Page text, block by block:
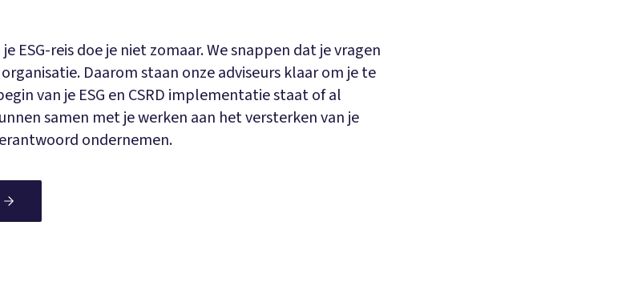
ESG-reis doe je niet zomaar. We snappen dat je vragen
Daarom staan onze adviseurs klaar om je te
van je ESG en CSRD implementatie staat of al
samen met je werken aan het versterken van je
ondernemen.